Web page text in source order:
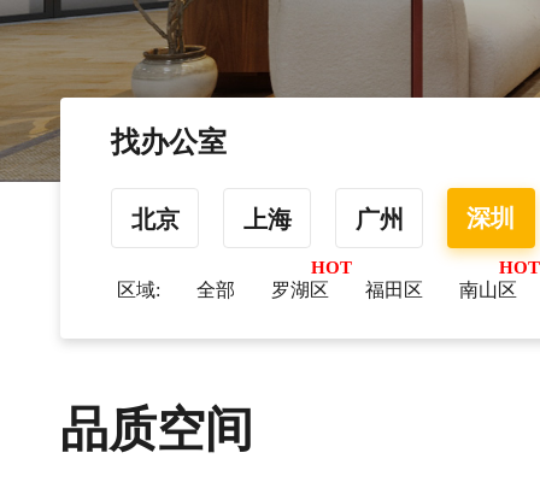
找办公室
北京 上海 广州 深圳
区域: 全部 罗湖区 福田区 南山区
品质空间